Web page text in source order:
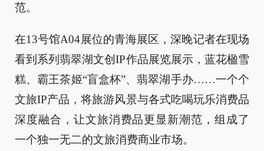
范。
在13号馆A04展位的青海展区，深晚记者在现场
看到系列翡翠湖文创IP作品展览展示，蓝花楹雪
糕、霸王茶姬“盲盒杯”、翡翠湖手办……一个个
文旅IP产品，将旅游风景与各式吃喝玩乐消费品
深度融合，让文旅消费品更显新潮范，组成了
一个独一无二的文旅消费商业市场。